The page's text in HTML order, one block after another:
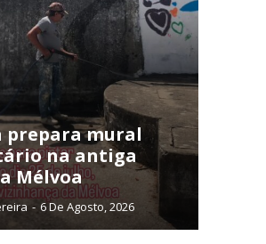
prepara mural
na antiga
Mélvoa
- 6 De Agosto, 2026